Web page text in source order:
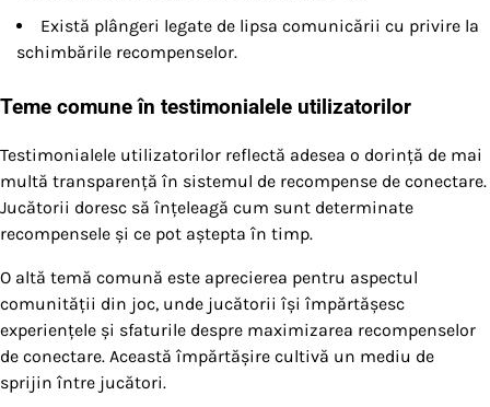
Există plângeri legate de lipsa comunicării cu privire la
schimbările recompenselor.
Teme comune în testimonialele utilizatorilor
Testimonialele utilizatorilor reflectă adesea o dorință de mai
multă transparență în sistemul de recompense de conectare.
Jucătorii doresc să înțeleagă cum sunt determinate
recompensele și ce pot aștepta în timp.
O altă temă comună este aprecierea pentru aspectul
comunității din joc, unde jucătorii își împărtășesc
experiențele și sfaturile despre maximizarea recompenselor
de conectare. Această împărtășire cultivă un mediu de
sprijin între jucători.